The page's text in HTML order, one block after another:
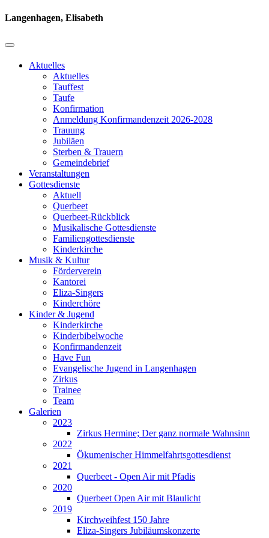
Langenhagen, Elisabeth
Aktuelles
Aktuelles
Tauffest
Taufe
Konfirmation
Anmeldung Konfirmandenzeit 2026-2028
Trauung
Jubiläen
Sterben & Trauern
Gemeindebrief
Veranstaltungen
Gottesdienste
Aktuell
Querbeet
Querbeet-Rückblick
Musikalische Gottesdienste
Familiengottesdienste
Kinderkirche
Musik & Kultur
Förderverein
Kantorei
Eliza-Singers
Kinderchöre
Kinder & Jugend
Kinderkirche
Kinderbibelwoche
Konfirmandenzeit
Have Fun
Evangelische Jugend in Langenhagen
Zirkus
Trainee
Team
Galerien
2023
Zirkus Hermine; Der ganz normale Wahnsinn
2022
Ökumenischer Himmelfahrtsgottesdienst
2021
Querbeet - Open Air mit Pfadis
2020
Querbeet Open Air mit Blaulicht
2019
Kirchweihfest 150 Jahre
Eliza-Singers Jubiläumskonzerte